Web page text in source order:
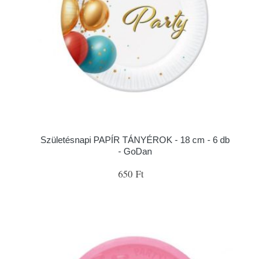
Születésnapi PAPÍR TÁNYÉROK - 18 cm - 6 db
- GoDan
650 Ft